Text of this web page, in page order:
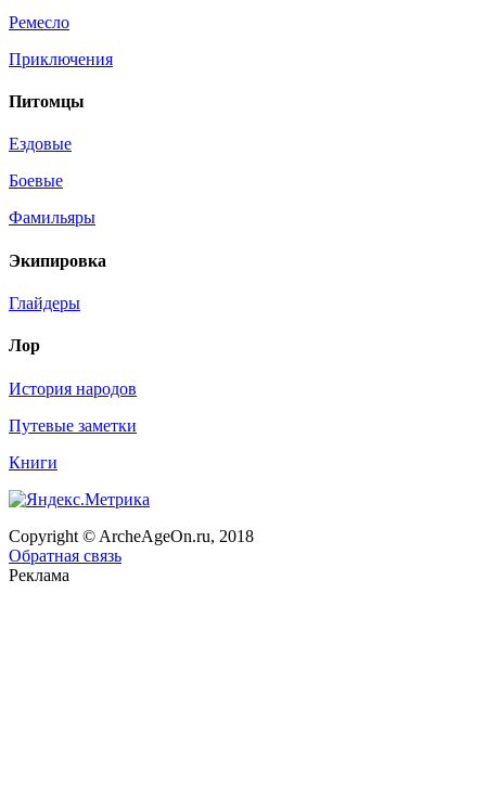
Ремесло
Приключения
Питомцы
Ездовые
Боевые
Фамильяры
Экипировка
Глайдеры
Лор
История народов
Путевые заметки
Книги
Copyright © ArcheAgeOn.ru, 2018
Обратная связь
Реклама